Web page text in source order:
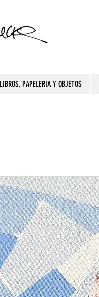
LIBROS, PAPELERIA Y OBJETOS